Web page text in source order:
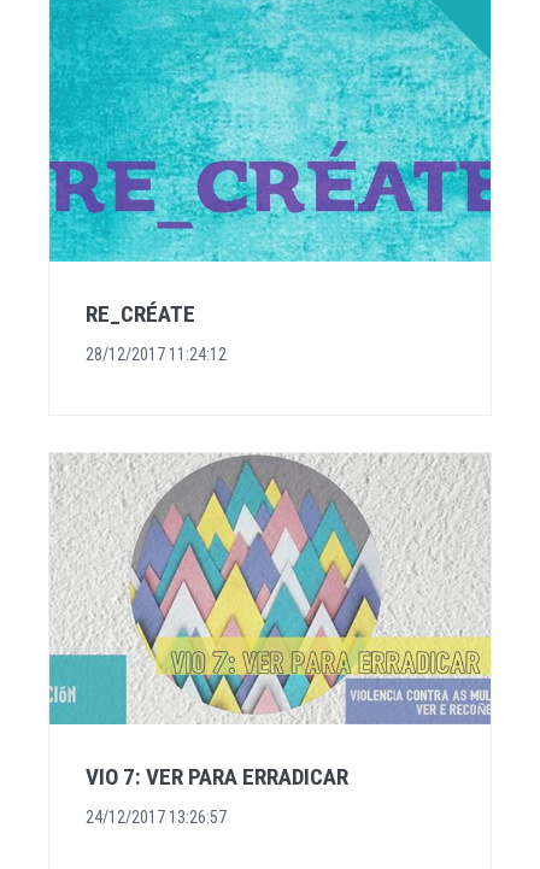
RE_CRÉATE
28/12/2017 11:24:12
VIO 7: VER PARA ERRADICAR
24/12/2017 13:26:57